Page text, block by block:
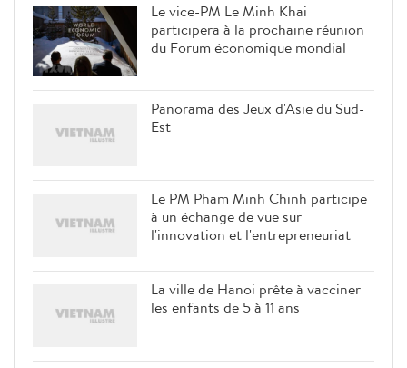
Le vice-PM Le Minh Khai
participera à la prochaine réunion
du Forum économique mondial
Panorama des Jeux d'Asie du Sud-
Est
Le PM Pham Minh Chinh participe
à un échange de vue sur
l'innovation et l'entrepreneuriat
La ville de Hanoi prête à vacciner
les enfants de 5 à 11 ans